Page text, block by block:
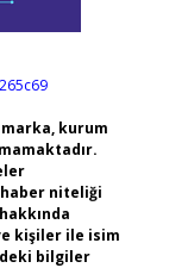
kurum
niteliği
kişiler ile isim
bilgiler